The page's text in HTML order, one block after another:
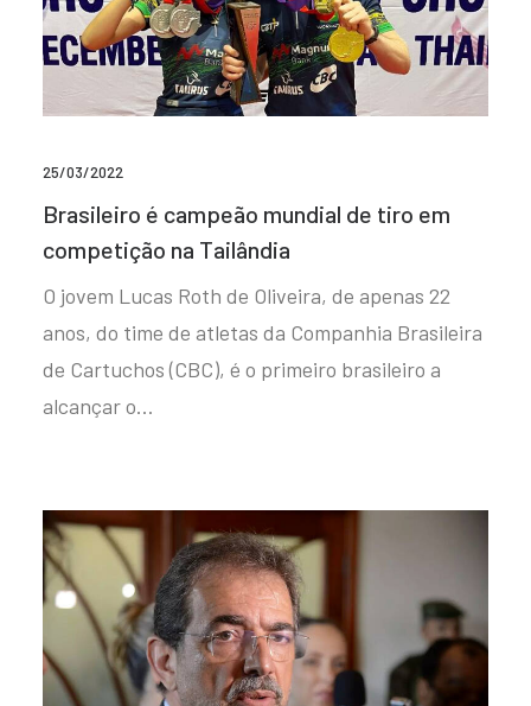
25/03/2022
Brasileiro é campeão mundial de tiro em
competição na Tailândia
O jovem Lucas Roth de Oliveira, de apenas 22
anos, do time de atletas da Companhia Brasileira
de Cartuchos (CBC), é o primeiro brasileiro a
alcançar o…